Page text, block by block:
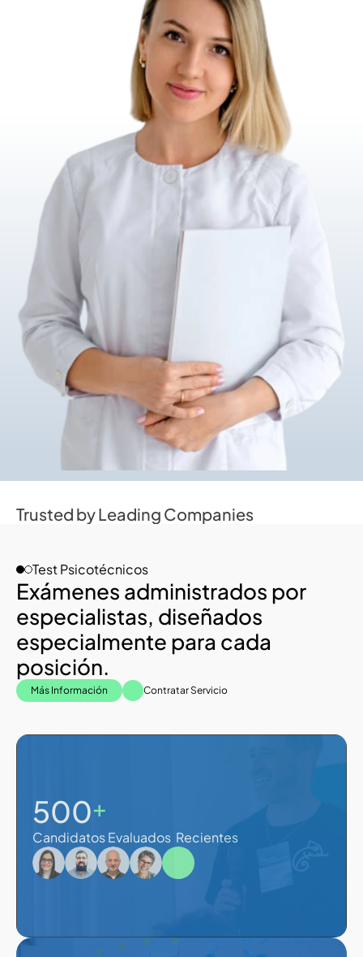
Trusted by Leading Companies
Test Psicotécnicos
Exámenes administrados por
especialistas, diseñados
especialmente para cada
posición.
Más Información Contratar Servicio
500+
Candidatos Evaluados  Recientes